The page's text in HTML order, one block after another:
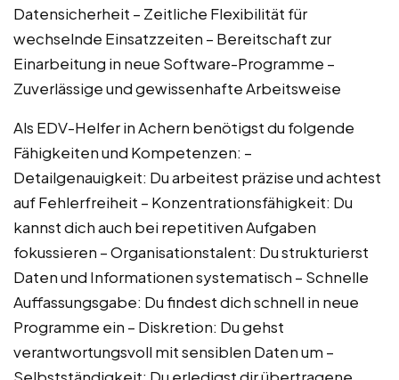
Datensicherheit – Zeitliche Flexibilität für
wechselnde Einsatzzeiten – Bereitschaft zur
Einarbeitung in neue Software-Programme –
Zuverlässige und gewissenhafte Arbeitsweise
Als EDV-Helfer in Achern benötigst du folgende
Fähigkeiten und Kompetenzen: –
Detailgenauigkeit: Du arbeitest präzise und achtest
auf Fehlerfreiheit – Konzentrationsfähigkeit: Du
kannst dich auch bei repetitiven Aufgaben
fokussieren – Organisationstalent: Du strukturierst
Daten und Informationen systematisch – Schnelle
Auffassungsgabe: Du findest dich schnell in neue
Programme ein – Diskretion: Du gehst
verantwortungsvoll mit sensiblen Daten um –